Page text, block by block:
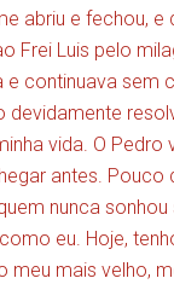
abriu e fechou,
Frei Luis pelo
e continuava sem
devidamente
vida. O
antes.
nunca
eu. Hoje,
meu mais velho,